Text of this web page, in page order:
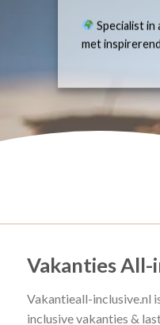
Specialist in
met
Vakanties All-
Vakantieall-inclusive.nl
inclusive vakanties &